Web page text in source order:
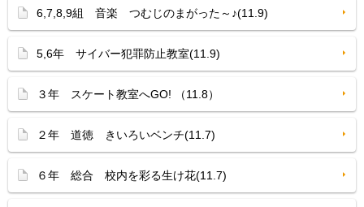
6,7,8,9組 音楽 つむじのまがった～♪(11.9)
5,6年 サイバー犯罪防止教室(11.9)
３年 スケート教室へGO! （11.8）
２年 道徳 きいろいベンチ(11.7)
６年 総合 校内を彩る生け花(11.7)